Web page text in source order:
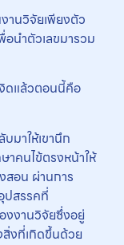
านวิจัยเพียงตัว
อนำตัวเลขมารวม
ดแล้วตอนนี้คือ
มาให้เขานึก
คนไข้ตรงหน้าให้
สอน ผ่านการ
ปสรรคที่
งงานวิจัยซึ่งอยู่
สิ่งที่เกิดขึ้นด้วย